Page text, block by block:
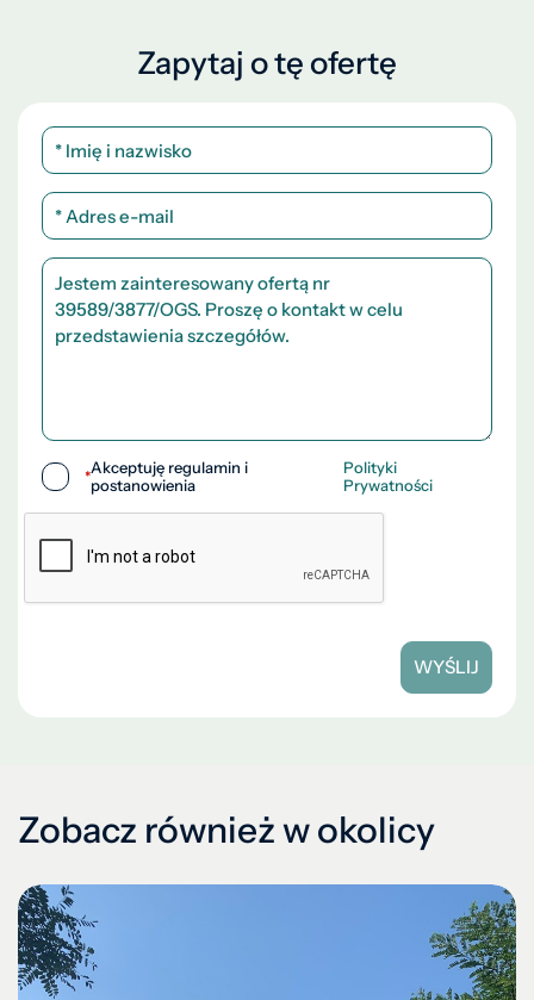
Zapytaj o tę ofertę
*Akceptuję regulamin i
postanowienia
Polityki
Prywatności
WYŚLIJ
Zobacz również w okolicy